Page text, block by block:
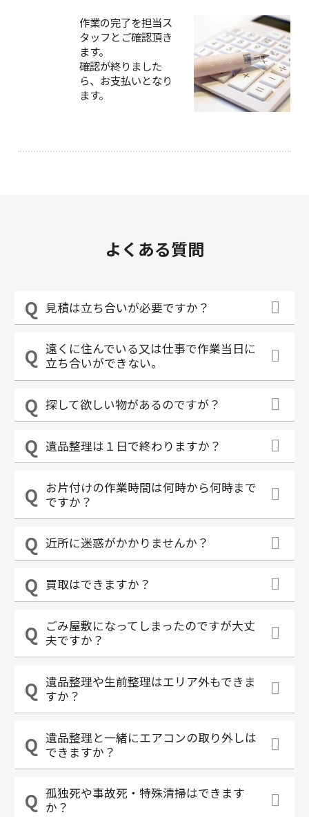
作業の完了を担当ス
タッフとご確認頂き
ます。
確認が終りました
ら、お支払いとなり
ます。
よくある質問
見積は立ち合いが必要ですか？
遠くに住んでいる又は仕事で作業当日に
立ち合いができない。
探して欲しい物があるのですが？
遺品整理は１日で終わりますか？
お片付けの作業時間は何時から何時まで
ですか？
近所に迷惑がかかりませんか？
買取はできますか？
ごみ屋敷になってしまったのですが大丈
夫ですか？
遺品整理や生前整理はエリア外もできま
すか？
遺品整理と一緒にエアコンの取り外しは
できますか？
孤独死や事故死・特殊清掃はできます
か？